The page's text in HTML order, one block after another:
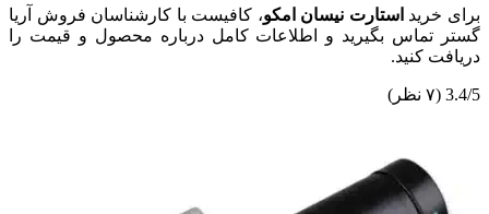
برای خرید استارت نیسان امکو، کافیست با کارشناسان فروش آریا
گستر تماس بگیرید و اطلاعات کامل درباره محصول و قیمت را
دریافت کنید.
3.4/5 (۷ نظر)